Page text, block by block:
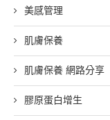
美感管理
肌膚保養
肌膚保養 網路分享
膠原蛋白增生